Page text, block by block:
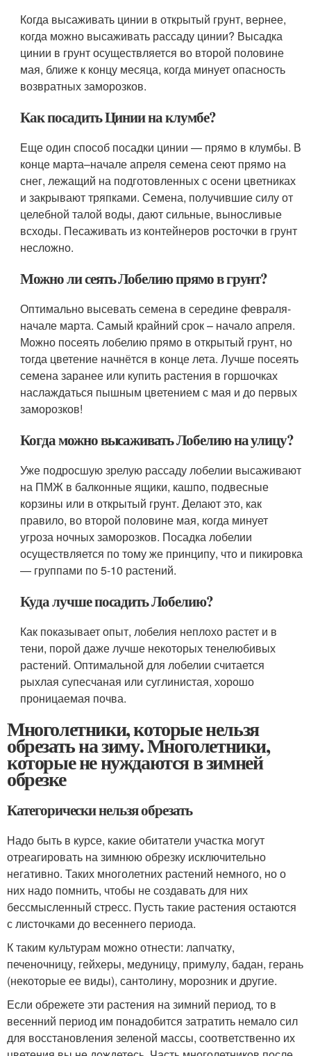
Когда высаживать цинии в открытый грунт, вернее,
когда можно высаживать рассаду цинии? Высадка
цинии в грунт осуществляется во второй половине
мая, ближе к концу месяца, когда минует опасность
возвратных заморозков.
Как посадить Цинии на клумбе?
Еще один способ посадки цинии — прямо в клумбы. В
конце марта–начале апреля семена сеют прямо на
снег, лежащий на подготовленных с осени цветниках
и закрывают тряпками. Семена, получившие силу от
целебной талой воды, дают сильные, выносливые
всходы. Песаживать из контейнеров росточки в грунт
несложно.
Можно ли сеять Лобелию прямо в грунт?
Оптимально высевать семена в середине февраля-
начале марта. Самый крайний срок – начало апреля.
Можно посеять лобелию прямо в открытый грунт, но
тогда цветение начнётся в конце лета. Лучше посеять
семена заранее или купить растения в горшочках
наслаждаться пышным цветением с мая и до первых
заморозков!
Когда можно высаживать Лобелию на улицу?
Уже подросшую зрелую рассаду лобелии высаживают
на ПМЖ в балконные ящики, кашпо, подвесные
корзины или в открытый грунт. Делают это, как
правило, во второй половине мая, когда минует
угроза ночных заморозков. Посадка лобелии
осуществляется по тому же принципу, что и пикировка
— группами по 5-10 растений.
Куда лучше посадить Лобелию?
Как показывает опыт, лобелия неплохо растет и в
тени, порой даже лучше некоторых тенелюбивых
растений. Оптимальной для лобелии считается
рыхлая супесчаная или суглинистая, хорошо
проницаемая почва.
Многолетники, которые нельзя
обрезать на зиму. Многолетники,
которые не нуждаются в зимней
обрезке
Категорически нельзя обрезать
Надо быть в курсе, какие обитатели участка могут
отреагировать на зимнюю обрезку исключительно
негативно. Таких многолетних растений немного, но о
них надо помнить, чтобы не создавать для них
бессмысленный стресс. Пусть такие растения остаются
с листочками до весеннего периода.
К таким культурам можно отнести: лапчатку,
печеночницу, гейхеры, медуницу, примулу, бадан, герань
(некоторые ее виды), сантолину, морозник и другие.
Если обрежете эти растения на зимний период, то в
весенний период им понадобится затратить немало сил
для восстановления зеленой массы, соответственно их